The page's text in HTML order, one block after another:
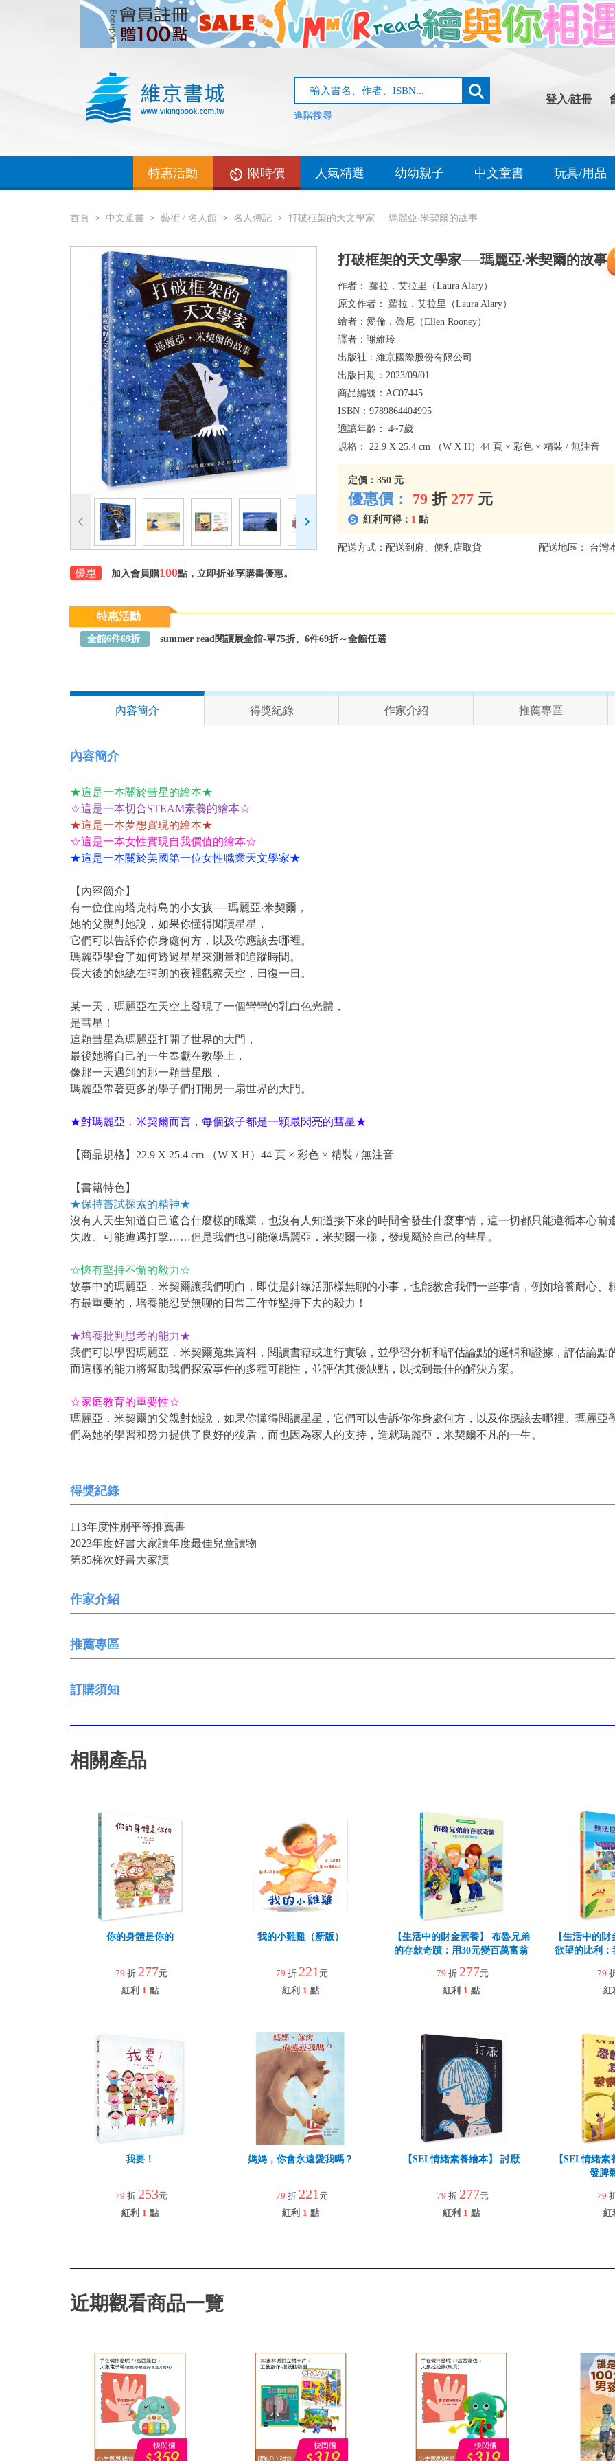
進階搜尋
登入/註冊
特惠活動 限時價 人氣精選 幼幼親子 中文童書 玩具/用品
首頁 中文童書 藝術 / 名人館 名人傳記 打破框架的天文學家──瑪麗亞‧米契爾的故事
優惠 加入會員贈100點，立即折並享購書優惠。
打破框架的天文學家──瑪麗亞‧米契爾的故事
作者： 蘿拉．艾拉里（Laura Alary）
原文作者： 蘿拉．艾拉里（Laura Alary）
繪者： 愛倫．魯尼（Ellen Rooney）
譯者： 謝維玲
出版社： 維京國際股份有限公司
出版日期： 2023/09/01
商品編號： AC07445
ISBN： 9789864404995
適讀年齡： 4~7歲
規格： 22.9 X 25.4 cm （W X H）44 頁 × 彩色 × 精裝 / 無注音
定價： 350 元
優惠價： 79 折 277 元
紅利可得： 1 點
配送方式：配送到府、便利店取貨 配送地區： 台灣
特惠活動
全館6件69折 summer read閱讀展全館-單75折、6件69折～全館任選
內容簡介 得獎紀錄 作家介紹 推薦專區
內容簡介
★這是一本關於彗星的繪本★
☆這是一本切合STEAM素養的繪本☆
★這是一本夢想實現的繪本★
☆這是一本女性實現自我價值的繪本☆
★這是一本關於美國第一位女性職業天文學家★
【內容簡介】
有一位住南塔克特島的小女孩──瑪麗亞‧米契爾，
她的父親對她說，如果你懂得閱讀星星，
它們可以告訴你你身處何方，以及你應該去哪裡。
瑪麗亞學會了如何透過星星來測量和追蹤時間。
長大後的她總在晴朗的夜裡觀察天空，日復一日。
某一天，瑪麗亞在天空上發現了一個彎彎的乳白色光體，
是彗星！
這顆彗星為瑪麗亞打開了世界的大門，
最後她將自己的一生奉獻在教學上，
像那一天遇到的那一顆彗星般，
瑪麗亞帶著更多的學子們打開另一扇世界的大門。
★對瑪麗亞．米契爾而言，每個孩子都是一顆最閃亮的彗星★
【商品規格】22.9 X 25.4 cm （W X H）44 頁 × 彩色 × 精裝 / 無注音
【書籍特色】
★保持嘗試探索的精神★
沒有人天生知道自己適合什麼樣的職業，也沒有人知道接下來的時間會發生什麼事情，這一切都只能遵循本心
失敗、可能遭遇打擊……但是我們也可能像瑪麗亞．米契爾一樣，發現屬於自己的彗星。
☆懷有堅持不懈的毅力☆
故事中的瑪麗亞．米契爾讓我們明白，即使是針線活那樣無聊的小事，也能教會我們一些事情，例如培養耐心
有最重要的，培養能忍受無聊的日常工作並堅持下去的毅力！
★培養批判思考的能力★
我們可以學習瑪麗亞．米契爾蒐集資料，閱讀書籍或進行實驗，並學習分析和評估論點的邏輯和證據，評估論點
而這樣的能力將幫助我們探索事件的多種可能性，並評估其優缺點，以找到最佳的解決方案。
☆家庭教育的重要性☆
瑪麗亞．米契爾的父親對她說，如果你懂得閱讀星星，它們可以告訴你你身處何方，以及你應該去哪裡。瑪麗亞
們為她的學習和努力提供了良好的後盾，而也因為家人的支持，造就瑪麗亞．米契爾不凡的一生。
得獎紀錄
113年度性別平等推薦書
2023年度好書大家讀年度最佳兒童讀物
第85梯次好書大家讀
作家介紹
推薦專區
訂購須知
相關產品
你的身體是你的
79 折 277元
紅利 1 點
我的小雞雞（新版）
79 折 221 元
紅利 1 點
【生活中的財金素養】 布魯兄弟
的存款奇蹟：用30元變百萬富翁
79 折 277元
紅利 1 點
【生活中的
欲望的比利
79
紅
我要！
79 折 253元
紅利 1 點
媽媽，你會永遠愛我嗎？
79 折 221 元
紅利 1 點
【SEL情緒素養繪本】 討厭
79 折 277元
紅利 1 點
【SEL情緒
發脾
79
紅
近期觀看商品一覽